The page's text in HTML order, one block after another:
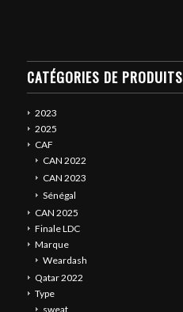
CATÉGORIES DE PRODUITS
2023
2025
CAF
CAN 2022
CAN 2023
Sénégal
CAN 2025
Finale LDC
Marque
Weardash
Qatar 2022
Type
sweat